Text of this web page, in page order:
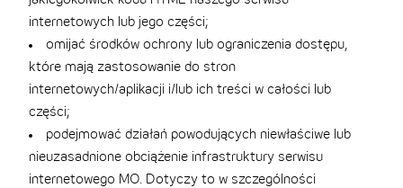
internetowych lub jego części;
omijać środków ochrony lub ograniczenia dostępu,
które mają zastosowanie do stron
internetowych/aplikacji i/lub ich treści w całości lub
części;
podejmować działań powodujących niewłaściwe lub
nieuzasadnione obciążenie infrastruktury serwisu
internetowego MO. Dotyczy to w szczególności